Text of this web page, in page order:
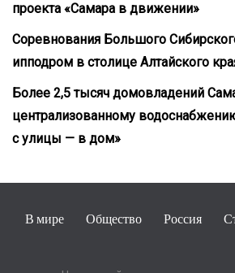
проекта «Самара в движении»
Соревнования Большого
ипподром в столице Алтайского
Более 2,5 тысяч домовладений
централизованному
с улицы — в дом»
В мире Общество Россия